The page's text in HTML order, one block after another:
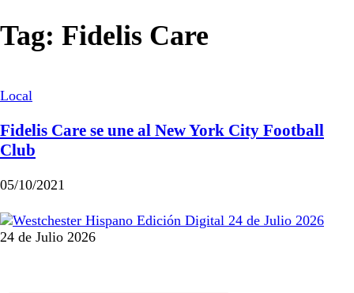
Tag: Fidelis Care
Local
Fidelis Care se une al New York City Football
Club
05/10/2021
24 de Julio 2026